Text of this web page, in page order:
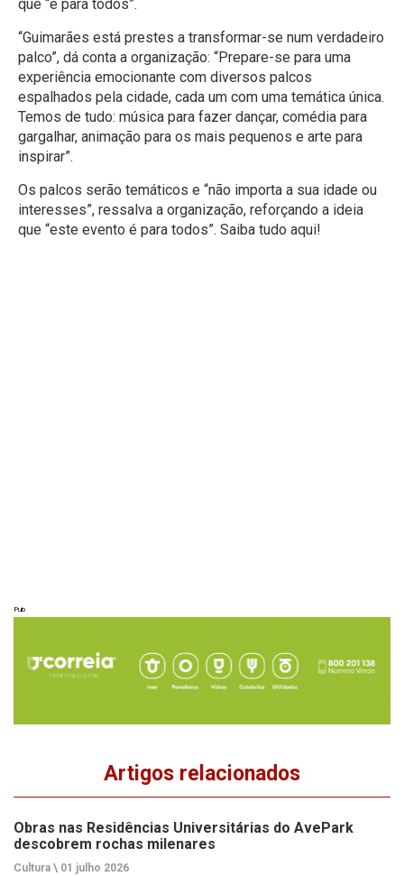
que “é para todos”.
“Guimarães está prestes a transformar-se num verdadeiro
palco”, dá conta a organização: “Prepare-se para uma
experiência emocionante com diversos palcos
espalhados pela cidade, cada um com uma temática única.
Temos de tudo: música para fazer dançar, comédia para
gargalhar, animação para os mais pequenos e arte para
inspirar”.
Os palcos serão temáticos e “não importa a sua idade ou
interesses”, ressalva a organização, reforçando a ideia
que “este evento é para todos”. Saiba tudo aqui!
Pub
Artigos relacionados
Obras nas Residências Universitárias do AvePark
descobrem rochas milenares
Cultura \ 01 julho 2026